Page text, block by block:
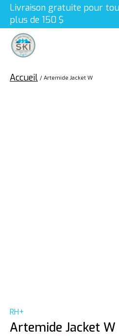
Livraison gratuite pour
plus de 150 $
Accueil / Artemide Jacket W
RH+
Artemide Jacket W